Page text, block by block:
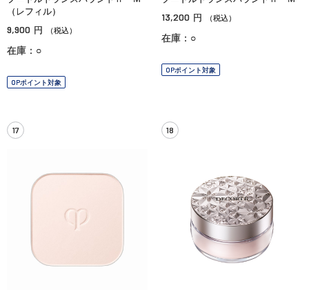
（レフィル）
9,900 円 （税込）
在庫：○
OPポイント対象
13,200 円 （税込）
在庫：○
OPポイント対象
17 18